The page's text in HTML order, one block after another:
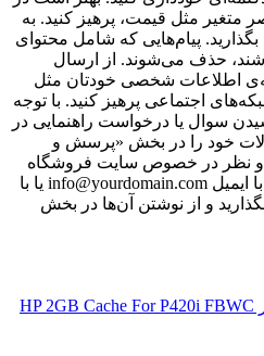
متغیر مثل قیمت، پرهیز کنید. به
پیام‌هایی که شامل محتوای
حذف می‌شوند. از ارسال
اطلاعات شخصی خودتان مثل
اجتماعی پرهیز کنید. با توجه
سوال یا درخواست راهنمایی در
خود را در بخش «پرسش و
و نظر در خصوص سایت فروشگاه
ما، خدمات و درخواست کالا را با ایمیل info@yourdomain.com یا با
۰۲۱ در میان بگذارید و از نوشتن آن‌ها در بخش